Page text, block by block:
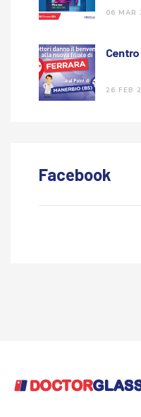
06 MAR
Centro
26 FEB
Facebook